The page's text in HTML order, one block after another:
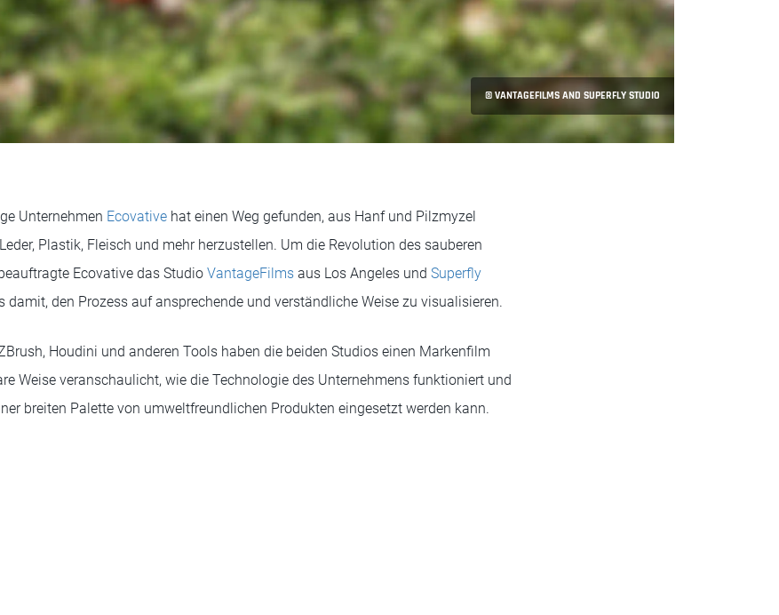
© VANTAGEFILMS AND SUPERFLY STUDIO
Unternehmen Ecovative hat einen Weg gefunden, aus Hanf und Pilzmyzel
Plastik, Fleisch und mehr herzustellen. Um die Revolution des sauberen
Ecovative das Studio VantageFilms aus Los Angeles und Superfly
damit, den Prozess auf ansprechende und verständliche Weise zu visualisieren.
Houdini und anderen Tools haben die beiden Studios einen Markenfilm
Weise veranschaulicht, wie die Technologie des Unternehmens funktioniert und
breiten Palette von umweltfreundlichen Produkten eingesetzt werden kann.